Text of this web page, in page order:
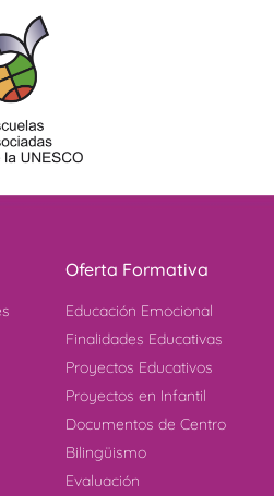
Oferta Formativa
Educación Emocional
Finalidades Educativas
Proyectos Educativos
Proyectos en Infantil
Documentos de Centro
Bilingüismo
Evaluación